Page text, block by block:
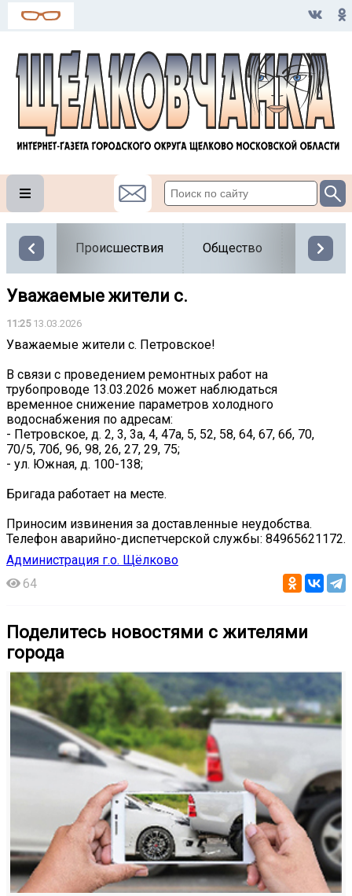
Происшествия Общество Власть
Уважаемые жители с.
11:2513.03.2026
Уважаемые жители с. Петровское!
В связи с проведением ремонтных работ на
трубопроводе 13.03.2026 может наблюдаться
временное снижение параметров холодного
водоснабжения по адресам:
- Петровское, д. 2, 3, 3а, 4, 47а, 5, 52, 58, 64, 67, 6б, 70,
70/5, 70б, 96, 98, 26, 27, 29, 75;
- ул. Южная, д. 100-138;
Бригада работает на месте.
Приносим извинения за доставленные неудобства.
Телефон аварийно-диспетчерской службы: 84965621172.
Администрация г.о. Щёлково
64
Поделитесь новостями с жителями
города